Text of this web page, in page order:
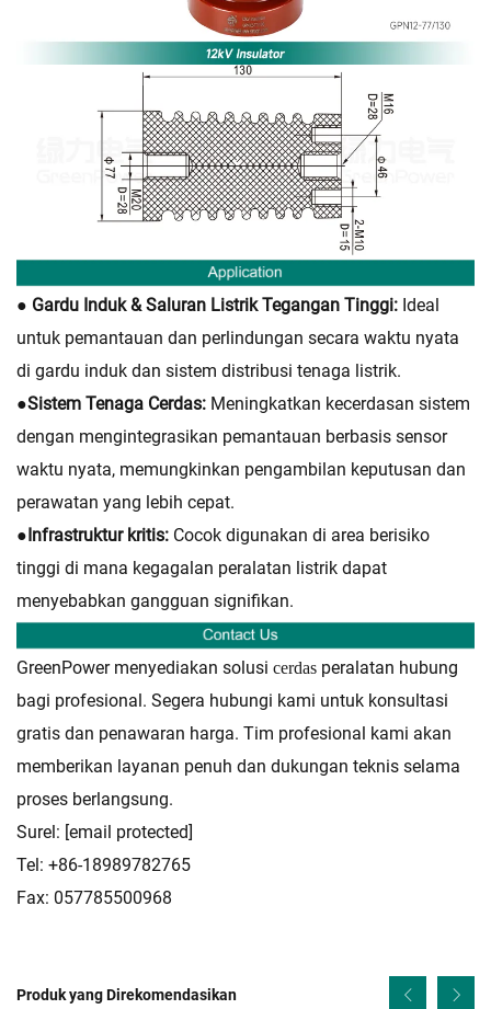
● Gardu Induk & Saluran Listrik Tegangan Tinggi: Ideal
untuk pemantauan dan perlindungan secara waktu nyata
di gardu induk dan sistem distribusi tenaga listrik.
●Sistem Tenaga Cerdas: Meningkatkan kecerdasan sistem
dengan mengintegrasikan pemantauan berbasis sensor
waktu nyata, memungkinkan pengambilan keputusan dan
perawatan yang lebih cepat.
● Infrastruktur kritis: Cocok digunakan di area berisiko
tinggi di mana kegagalan peralatan listrik dapat
menyebabkan gangguan signifikan.
GreenPower menyediakan solusi cerdas peralatan hubung
bagi profesional. Segera hubungi kami untuk konsultasi
gratis dan penawaran harga. Tim profesional kami akan
memberikan layanan penuh dan dukungan teknis selama
proses berlangsung.
Surel: [email protected]
Tel: +86-18989782765
Fax: 057785500968
Produk yang Direkomendasikan